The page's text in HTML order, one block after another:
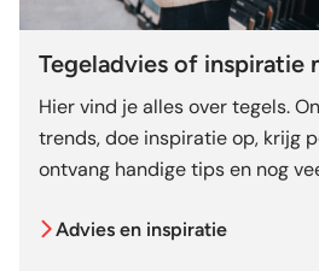
Tegeladvies of inspiratie
Hier vind je alles over tegels.
trends, doe inspiratie op, krijg
ontvang handige tips en nog
Advies en inspiratie